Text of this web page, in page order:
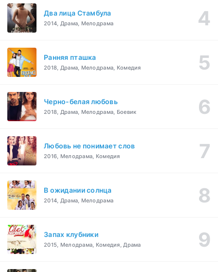
Два лица Стамбула
2014, Драма, Мелодрама
Ранняя пташка
2018, Драма, Мелодрама, Комедия
Черно-белая любовь
2018, Драма, Мелодрама, Боевик
Любовь не понимает слов
2016, Мелодрама, Комедия
В ожидании солнца
2014, Драма, Мелодрама
Запах клубники
2015, Мелодрама, Комедия, Драма